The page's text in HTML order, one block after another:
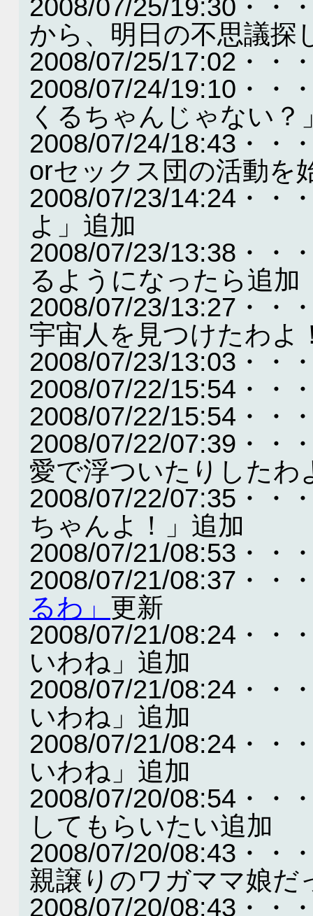
2008/07/25/19:30・・
から、明日の不思議探
2008/07/25/17:02・・
2008/07/24/19:10・・
くるちゃんじゃない？
2008/07/24/18:43・・
orセックス団の活動を
2008/07/23/14:24・・
よ」追加
2008/07/23/13:38・・
るようになったら追加
2008/07/23/13:27・・
宇宙人を見つけたわよ
2008/07/23/13:03・・
2008/07/22/15:54・・
2008/07/22/15:54・・
2008/07/22/07:39・・
愛で浮ついたりしたわ
2008/07/22/07:35・・
ちゃんよ！」追加
2008/07/21/08:53・・
2008/07/21/08:37・・
るわ」 更新
2008/07/21/08:24・・
いわね」追加
2008/07/21/08:24・・
いわね」追加
2008/07/21/08:24・・
いわね」追加
2008/07/20/08:54・・
してもらいたい追加
2008/07/20/08:43・・
親譲りのワガママ娘だ
2008/07/20/08:43・・